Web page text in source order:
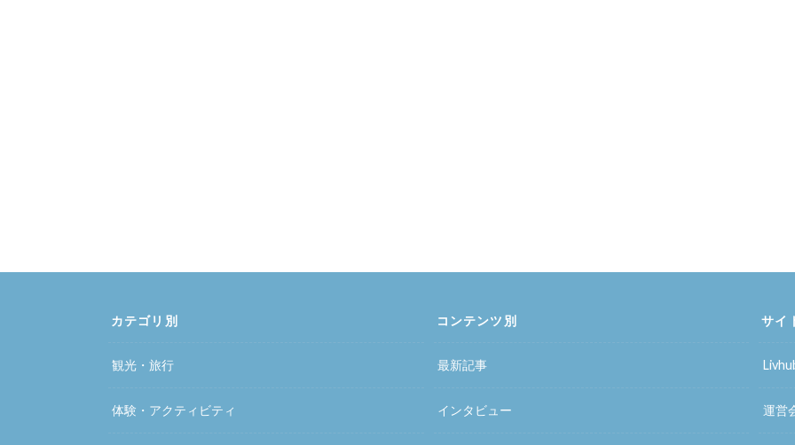
カテゴリ別
観光・旅行
体験・アクティビティ
コンテンツ別
最新記事
インタビュー
サイ
運営